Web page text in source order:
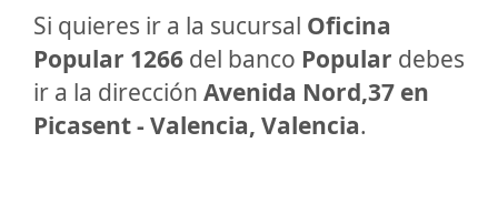
Si quieres ir a la sucursal Oficina
Popular 1266 del banco Popular debes
ir a la dirección Avenida Nord,37 en
Picasent - Valencia, Valencia.